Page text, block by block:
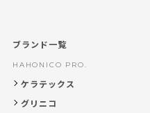
ブランド一覧
HAHONICO PRO.
ケラテックス
グリニコ